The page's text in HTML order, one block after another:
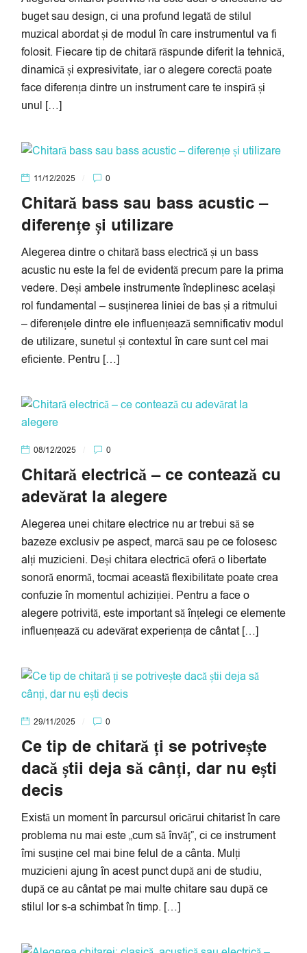
buget sau design, ci una profund legată de stilul
muzical abordat și de modul în care instrumentul va fi
folosit. Fiecare tip de chitară răspunde diferit la tehnică,
dinamică și expresivitate, iar o alegere corectă poate
face diferența dintre un instrument care te inspiră și
unul […]
11/12/2025 0
Chitară bass sau bass acustic –
diferențe și utilizare
Alegerea dintre o chitară bass electrică și un bass
acustic nu este la fel de evidentă precum pare la prima
vedere. Deși ambele instrumente îndeplinesc același
rol fundamental – susținerea liniei de bas și a ritmului
– diferențele dintre ele influențează semnificativ modul
de utilizare, sunetul și contextul în care sunt cel mai
eficiente. Pentru […]
08/12/2025 0
Chitară electrică – ce contează cu
adevărat la alegere
Alegerea unei chitare electrice nu ar trebui să se
bazeze exclusiv pe aspect, marcă sau pe ce folosesc
alți muzicieni. Deși chitara electrică oferă o libertate
sonoră enormă, tocmai această flexibilitate poate crea
confuzie în momentul achiziției. Pentru a face o
alegere potrivită, este important să înțelegi ce elemente
influențează cu adevărat experiența de cântat […]
29/11/2025 0
Ce tip de chitară ți se potrivește
dacă știi deja să cânți, dar nu ești
decis
Există un moment în parcursul oricărui chitarist în care
problema nu mai este „cum să învăț”, ci ce instrument
îmi susține cel mai bine felul de a cânta. Mulți
muzicieni ajung în acest punct după ani de studiu,
după ce au cântat pe mai multe chitare sau după ce
stilul lor s-a schimbat în timp. […]